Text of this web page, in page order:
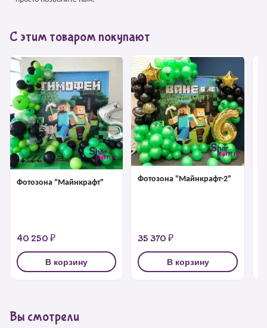
С этим товаром покупают
Фотозона "Майнкрафт"
40 250 ₽
В корзину
Фотозона "Майнкрафт-2"
35 370 ₽
В корзину
Вы смотрели